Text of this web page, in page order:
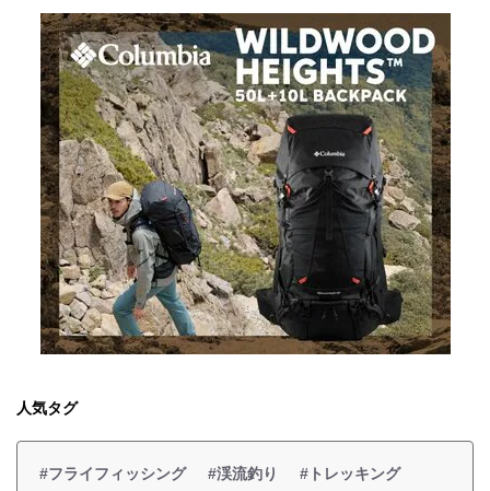
人気タグ
#フライフィッシング #渓流釣り
#トレッキング